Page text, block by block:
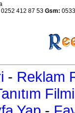
0252 412 87 53 Gsm:
- Reklam
Filmi